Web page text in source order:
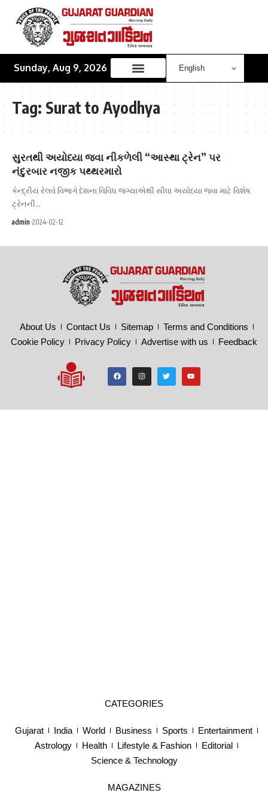
Sunday, Aug 9, 2026
Tag: Surat to Ayodhya
સુરતથી અયોધ્યા જવા નીકળેલી “આસ્થા ટ્રેન” પર
નંદુરબાર નજીક પથ્થરમારો
કેન્દ્રીય રેલવે વિભાગે દેશના વિવિધ જગ્યાએથી સીધા અયોધ્યા જવા માટે વિશેષ
ટ્રેનની…
admin 2024-02-12
About Us Contact Us Sitemap
Terms and Conditions
Cookie Policy
Privacy Policy Advertise with us Feedback
CATEGORIES
Gujarat India World Business Sports
Entertainment
Astrology
Health Lifestyle & Fashion
Editorial
Science & Technology
MAGAZINES